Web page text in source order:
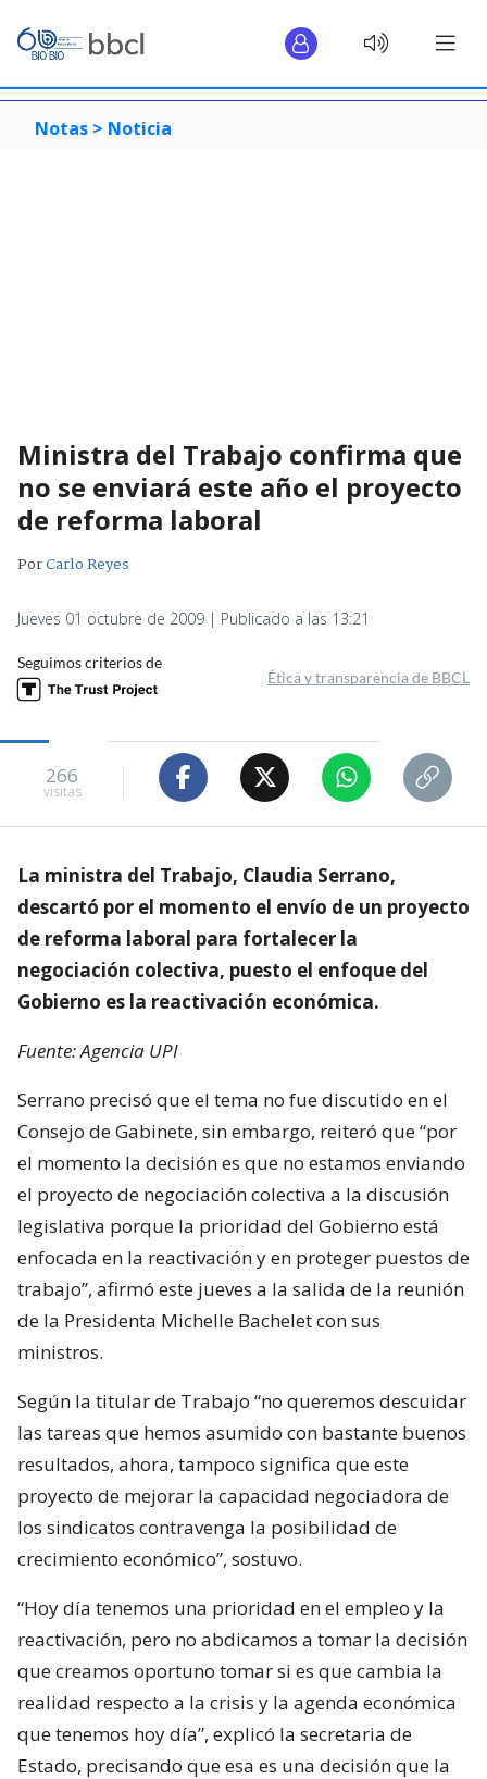
Notas > Noticia
Ministra del Trabajo confirma que
no se enviará este año el proyecto
de reforma laboral
PorCarlo Reyes
Jueves 01 octubre de 2009 | Publicado a las 13:21
Seguimos criterios de
Ética y transparencia de BBCL
266
visitas
La ministra del Trabajo, Claudia Serrano,
descartó por el momento el envío de un proyecto
de reforma laboral para fortalecer la
negociación colectiva, puesto el enfoque del
Gobierno es la reactivación económica.
Fuente: Agencia UPI
Serrano precisó que el tema no fue discutido en el
Consejo de Gabinete, sin embargo, reiteró que “por
el momento la decisión es que no estamos enviando
el proyecto de negociación colectiva a la discusión
legislativa porque la prioridad del Gobierno está
enfocada en la reactivación y en proteger puestos de
trabajo”, afirmó este jueves a la salida de la reunión
de la Presidenta Michelle Bachelet con sus
ministros.
Según la titular de Trabajo “no queremos descuidar
las tareas que hemos asumido con bastante buenos
resultados, ahora, tampoco significa que este
proyecto de mejorar la capacidad negociadora de
los sindicatos contravenga la posibilidad de
crecimiento económico”, sostuvo.
“Hoy día tenemos una prioridad en el empleo y la
reactivación, pero no abdicamos a tomar la decisión
que creamos oportuno tomar si es que cambia la
realidad respecto a la crisis y la agenda económica
que tenemos hoy día”, explicó la secretaria de
Estado, precisando que esa es una decisión que la